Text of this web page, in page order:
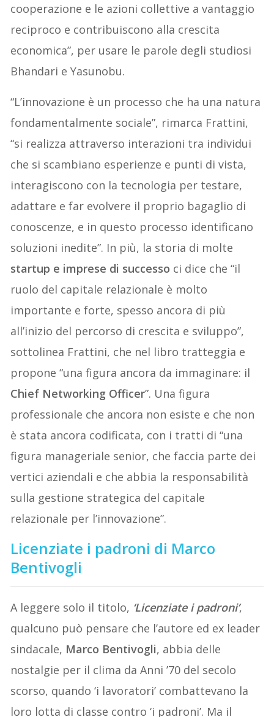
cooperazione e le azioni collettive a vantaggio
reciproco e contribuiscono alla crescita
economica”, per usare le parole degli studiosi
Bhandari e Yasunobu.
“L’innovazione è un processo che ha una natura
fondamentalmente sociale”, rimarca Frattini,
“si realizza attraverso interazioni tra individui
che si scambiano esperienze e punti di vista,
interagiscono con la tecnologia per testare,
adattare e far evolvere il proprio bagaglio di
conoscenze, e in questo processo identificano
soluzioni inedite”. In più, la storia di molte
startup e imprese di successo ci dice che “il
ruolo del capitale relazionale è molto
importante e forte, spesso ancora di più
all’inizio del percorso di crescita e sviluppo”,
sottolinea Frattini, che nel libro tratteggia e
propone “una figura ancora da immaginare: il
Chief Networking Officer”. Una figura
professionale che ancora non esiste e che non
è stata ancora codificata, con i tratti di “una
figura manageriale senior, che faccia parte dei
vertici aziendali e che abbia la responsabilità
sulla gestione strategica del capitale
relazionale per l’innovazione”.
Licenziate i padroni di Marco
Bentivogli
A leggere solo il titolo, ‘Licenziate i padroni’,
qualcuno può pensare che l’autore ed ex leader
sindacale, Marco Bentivogli, abbia delle
nostalgie per il clima da Anni ’70 del secolo
scorso, quando ‘i lavoratori’ combattevano la
loro lotta di classe contro ‘i padroni’. Ma il